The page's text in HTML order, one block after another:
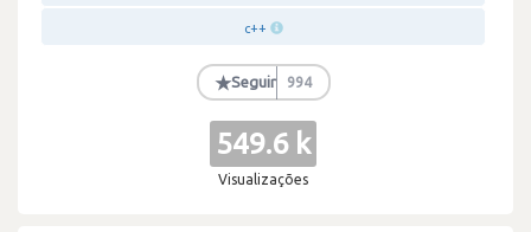
c++
★Seguir 994
549.6 k
Visualizações